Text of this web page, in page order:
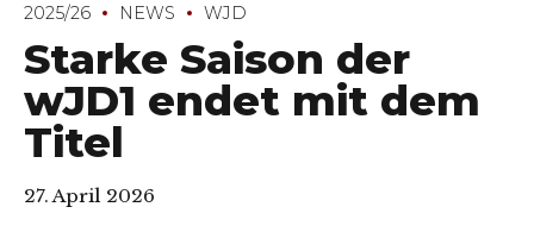
2025/26 NEWS WJD
Starke Saison der
wJD1 endet mit dem
Titel
27. April 2026